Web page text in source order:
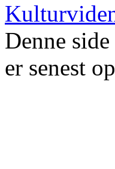
Denne
er senest